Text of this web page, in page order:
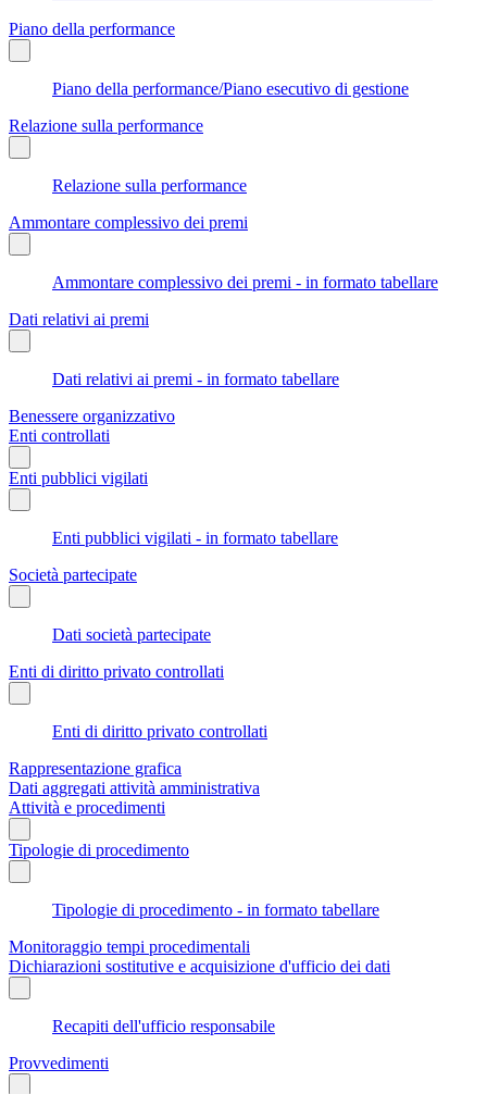
Piano della performance
Piano della performance/Piano esecutivo di gestione
Relazione sulla performance
Relazione sulla performance
Ammontare complessivo dei premi
Ammontare complessivo dei premi - in formato tabellare
Dati relativi ai premi
Dati relativi ai premi - in formato tabellare
Benessere organizzativo
Enti controllati
Enti pubblici vigilati
Enti pubblici vigilati - in formato tabellare
Società partecipate
Dati società partecipate
Enti di diritto privato controllati
Enti di diritto privato controllati
Rappresentazione grafica
Dati aggregati attività amministrativa
Attività e procedimenti
Tipologie di procedimento
Tipologie di procedimento - in formato tabellare
Monitoraggio tempi procedimentali
Dichiarazioni sostitutive e acquisizione d'ufficio dei dati
Recapiti dell'ufficio responsabile
Provvedimenti